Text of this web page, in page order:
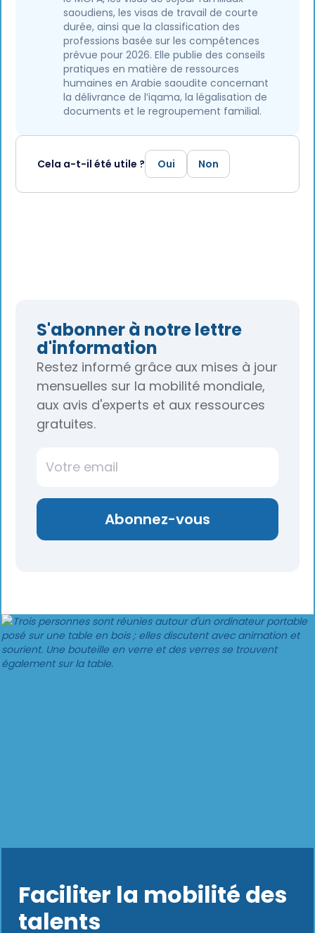
saoudiens, les visas de travail de courte
durée, ainsi que la classification des
professions basée sur les compétences
prévue pour 2026. Elle publie des conseils
pratiques en matière de ressources
humaines en Arabie saoudite concernant
la délivrance de l’iqama, la légalisation de
documents et le regroupement familial.
Cela a-t-il été utile ? Oui Non
S'abonner à notre lettre
d'information
Restez informé grâce aux mises à jour
mensuelles sur la mobilité mondiale,
aux avis d'experts et aux ressources
gratuites.
Faciliter la mobilité des
talents